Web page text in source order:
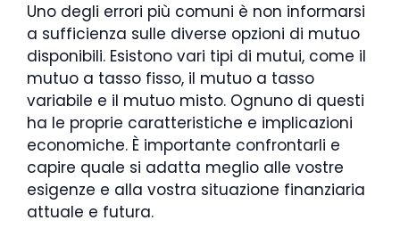
Uno degli errori più comuni è non informarsi
a sufficienza sulle diverse opzioni di mutuo
disponibili. Esistono vari tipi di mutui, come il
mutuo a tasso fisso, il mutuo a tasso
variabile e il mutuo misto. Ognuno di questi
ha le proprie caratteristiche e implicazioni
economiche. È importante confrontarli e
capire quale si adatta meglio alle vostre
esigenze e alla vostra situazione finanziaria
attuale e futura.